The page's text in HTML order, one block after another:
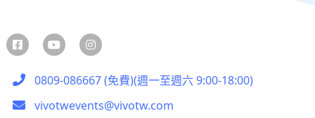
0809-086667 (免費)(週一至週六 9:00-18:00)
vivotwevents@vivotw.com